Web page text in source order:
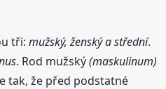
tři:mužský, ženský a střední.
. Rod mužský(maskulinum)
tak, že před podstatné